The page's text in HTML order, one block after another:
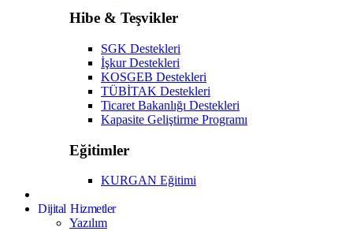
Hibe & Teşvikler
SGK Destekleri
İşkur Destekleri
KOSGEB Destekleri
TÜBİTAK Destekleri
Ticaret Bakanlığı Destekleri
Kapasite Geliştirme Programı
Eğitimler
KURGAN Eğitimi
Dijital Hizmetler
Yazılım